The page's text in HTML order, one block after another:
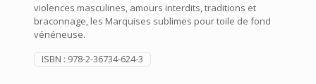
violences masculines, amours interdits, traditions et
braconnage, les Marquises sublimes pour toile de fond
vénéneuse.
ISBN : 978-2-36734-624-3